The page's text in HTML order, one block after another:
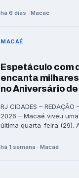
há 6 dias · Macaé
MACAÉ
Espetáculo com
encanta
no Aniversário
RJ CIDADES – REDAÇÃO
2026 – Macaé viveu
última quarta-feira (29).
há 1 semana · Macaé